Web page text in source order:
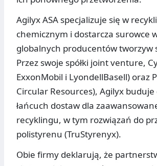
Agilyx ASA specjalizuje się w
chemicznym i dostarcza surowce
globalnych producentów tworzyw
Przez swoje spółki joint venture,
ExxonMobil i LyondellBasell) oraz
Circular Resources), Agilyx
łańcuch dostaw dla
recyklingu, w tym rozwiązań do
polistyrenu (TruStyrenyx).
Obie firmy deklarują, że